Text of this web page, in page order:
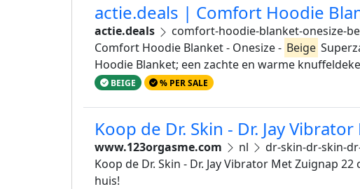
actie.deals | Comfort Hoodie
actie.deals
comfort-hoodie-blanket-onesize-
Comfort Hoodie Blanket - Onesize - Beige
Hoodie Blanket; een zachte en warme
BEIGE % PER SALE
Koop de Dr. Skin - Dr. Jay
www.123orgasme.com nl
dr-skin-dr-skin-
Koop de Dr. Skin - Dr. Jay Vibrator Met Zuignap 22
huis!